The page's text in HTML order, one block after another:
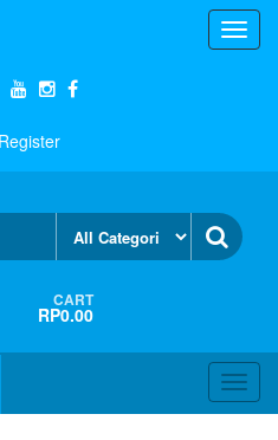
CART
RP0.00